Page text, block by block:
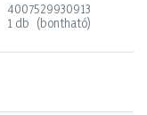
4007529930913
1 db (bontható)